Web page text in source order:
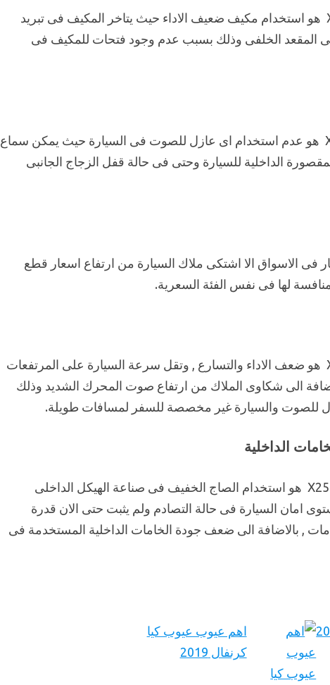
من اهم عيوب سينوفا X25 هو استخدام مكيف ضعيف الاداء حيث يتاخر المكيف فى تبريد
الى المقعد الخلفى وذلك بسبب عدم وجود فتحات للمكيف فى
من ابرز عيوب سينوفا X25 هو عدم استخدام اى عازل للصوت فى السيارة حيث يمكن سماع
الداخلية للسيارة وحتى فى حالة قفل الزجاج الجانبى
فى الاسواق الا اشتكى ملاك السيارة من ارتفاع اسعار قطع
لها فى نفس الفئة السعرية.
من اهم عيوب سينوفا X25 هو ضعف الاداء والتسارع , وتقل سرعة السيارة على المرتفعات
الى شكاوى الملاك من ارتفاع صوت المحرك الشديد وذلك
للصوت والسيارة غير مخصصة للسفر لمسافات طويلة.
الداخلية
يعد من اهم عيوب سينوفا X25 هو استخدام الصاج الخفيف فى صناعة الهيكل الداخلى
امان السيارة فى حالة التصادم ولم يثبت حتى الان قدرة
, بالاضافة الى ضعف جودة الخامات الداخلية المستخدمة فى
اهم عيوب عيوب كيا
كرنفال 2019